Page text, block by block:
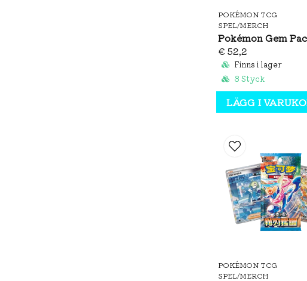
POKÉMON TCG
SPEL/MERCH
€ 52,2
Finns i lager
8 Styck
LÄGG I
POKÉMON TCG
SPEL/MERCH